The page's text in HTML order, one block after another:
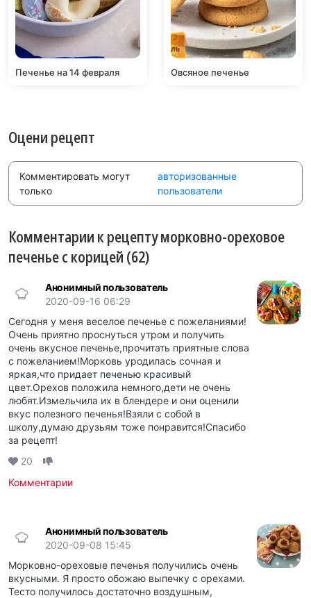
Печенье на 14 февраля Овсяное печенье
Оцени рецепт
Комментировать могут
только
авторизованные
пользователи
Комментарии к рецепту морковно-ореховое
печенье с корицей (62)
Анонимный пользователь
2020-09-16 06:29
Сегодня у меня веселое печенье с пожеланиями!
Очень приятно проснуться утром и получить
очень вкусное печенье,прочитать приятные слова
с пожеланием!Морковь уродилась сочная и
яркая,что придает печенью красивый
цвет.Орехов положила немного,дети не очень
любят.Измельчила их в блендере и они оценили
вкус полезного печенья!Взяли с собой в
школу,думаю друзьям тоже понравится!Спасибо
за рецепт!
20
Комментарии
Анонимный пользователь
2020-09-08 15:45
Морковно-ореховые печенья получились очень
вкусными. Я просто обожаю выпечку с орехами.
Тесто получилось достаточно воздушным,